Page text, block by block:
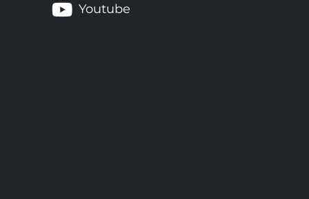
Youtube